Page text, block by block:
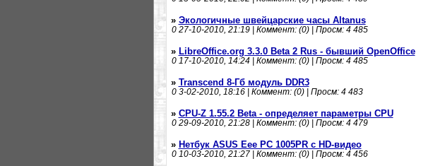
» Экологичные швейцарские часы Altanus
027-10-2010, 21:19 | Коммент: (0) | Просм: 4 485
» LibreOffice.org 3.3.0 Beta 2 Rus - бывший OpenOffice
017-10-2010, 14:24 | Коммент: (0) | Просм: 4 485
» Transcend 8-Гб модуль DDR3
03-02-2010, 18:16 | Коммент: (0) | Просм: 4 483
» CPU-Z 1.55.2 Beta - определяет параметры CPU
029-09-2010, 21:28 | Коммент: (0) | Просм: 4 479
» Нетбук ASUS Eee PC 1005PR с HD-видео
010-03-2010, 21:27 | Коммент: (0) | Просм: 4 456